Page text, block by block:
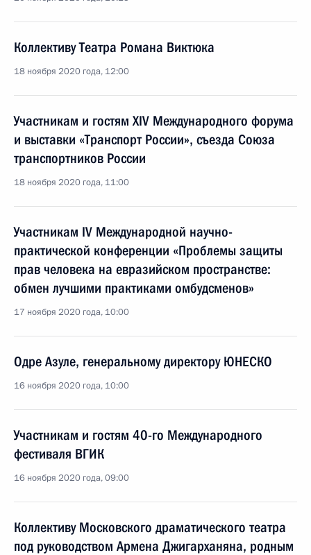
Коллективу Театра Романа Виктюка
18 ноября 2020 года, 12:00
Участникам и гостям XIV Международного форума
и выставки «Транспорт России», съезда Союза
транспортников России
18 ноября 2020 года, 11:00
Участникам IV Международной научно-
практической конференции «Проблемы защиты
прав человека на евразийском пространстве:
обмен лучшими практиками омбудсменов»
17 ноября 2020 года, 10:00
Одре Азуле, генеральному директору ЮНЕСКО
16 ноября 2020 года, 10:00
Участникам и гостям 40-го Международного
фестиваля ВГИК
16 ноября 2020 года, 09:00
Коллективу Московского драматического театра
под руководством Армена Джигарханяна, родным